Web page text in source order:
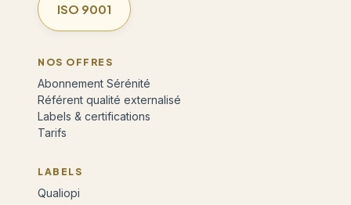
ISO 9001
NOS OFFRES
Abonnement Sérénité
Référent qualité externalisé
Labels & certifications
Tarifs
LABELS
Qualiopi